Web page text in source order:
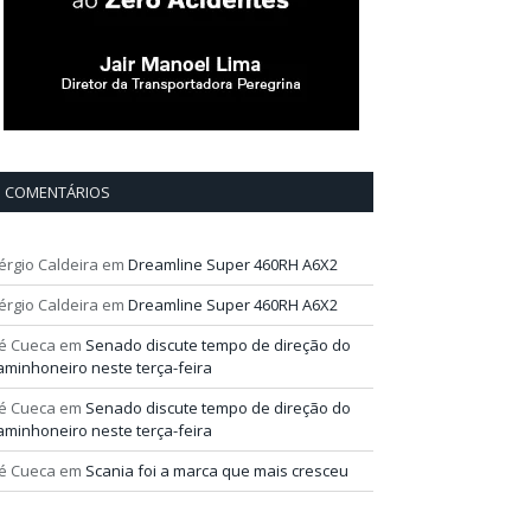
COMENTÁRIOS
Caldeira em Dreamline Super 460RH A6X2
Caldeira em Dreamline Super 460RH A6X2
Cueca em Senado discute tempo de direção do
neste terça-feira
Cueca em Senado discute tempo de direção do
neste terça-feira
Cueca em Scania foi a marca que mais cresceu